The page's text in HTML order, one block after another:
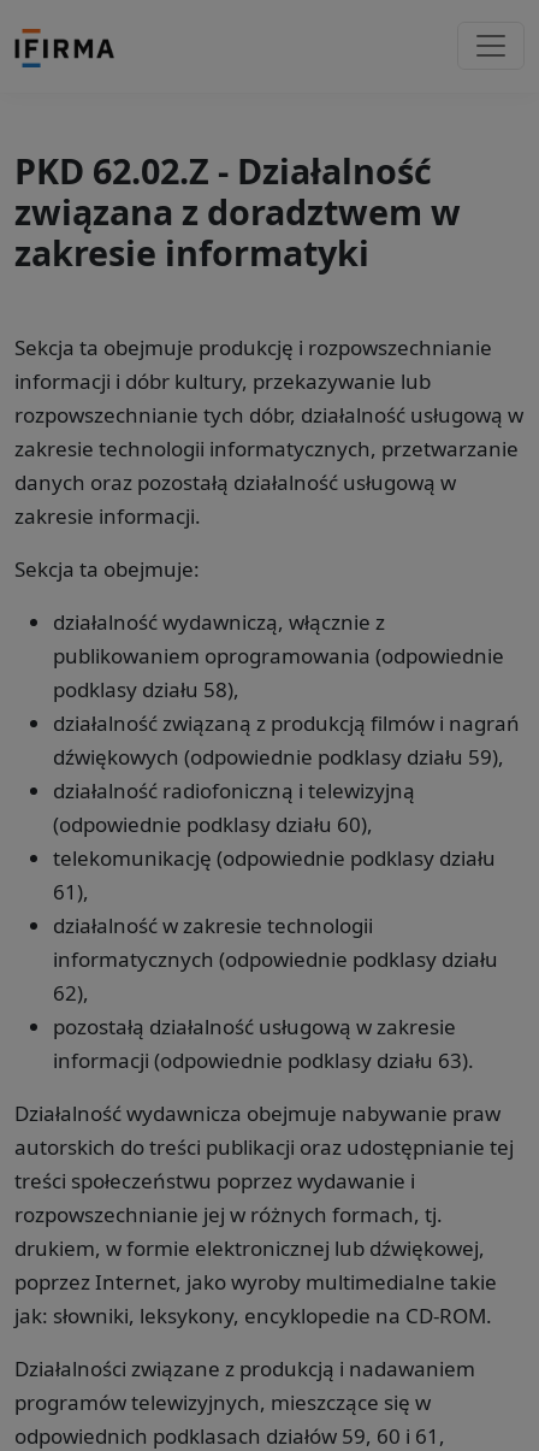
PKD 62.02.Z - Działalność
związana z doradztwem w
zakresie informatyki
Sekcja ta obejmuje produkcję i rozpowszechnianie
informacji i dóbr kultury, przekazywanie lub
rozpowszechnianie tych dóbr, działalność usługową w
zakresie technologii informatycznych, przetwarzanie
danych oraz pozostałą działalność usługową w
zakresie informacji.
Sekcja ta obejmuje:
działalność wydawniczą, włącznie z
publikowaniem oprogramowania (odpowiednie
podklasy działu 58),
działalność związaną z produkcją filmów i nagrań
dźwiękowych (odpowiednie podklasy działu 59),
działalność radiofoniczną i telewizyjną
(odpowiednie podklasy działu 60),
telekomunikację (odpowiednie podklasy działu
61),
działalność w zakresie technologii
informatycznych (odpowiednie podklasy działu
62),
pozostałą działalność usługową w zakresie
informacji (odpowiednie podklasy działu 63).
Działalność wydawnicza obejmuje nabywanie praw
autorskich do treści publikacji oraz udostępnianie tej
treści społeczeństwu poprzez wydawanie i
rozpowszechnianie jej w różnych formach, tj.
drukiem, w formie elektronicznej lub dźwiękowej,
poprzez Internet, jako wyroby multimedialne takie
jak: słowniki, leksykony, encyklopedie na CD-ROM.
Działalności związane z produkcją i nadawaniem
programów telewizyjnych, mieszczące się w
odpowiednich podklasach działów 59, 60 i 61,